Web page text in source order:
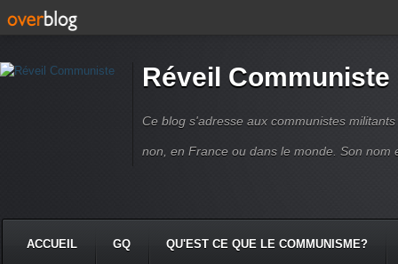
Réveil Communiste
Ce blog s'adresse aux communistes
non, en France ou dans le monde. Son nom
ACCUEIL GQ QU'EST CE QUE LE COMMUNISME?